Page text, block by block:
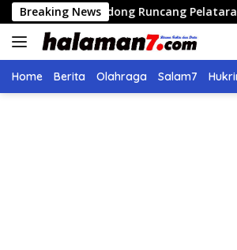
Langsung
ke
konten
Breaking News
Runcang Pelataran Parkir Taman
Home Berita Olahraga Salam7